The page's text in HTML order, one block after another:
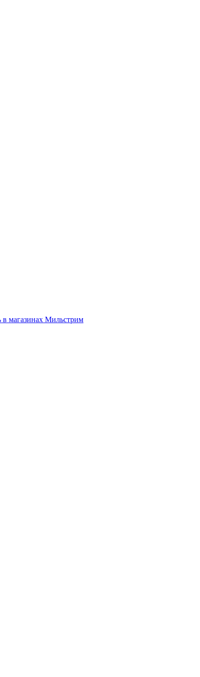
магазинах Мильстрим